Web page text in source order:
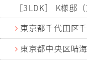
［3LDK］ K様邸（
東京都千代田区
東京都中央区晴